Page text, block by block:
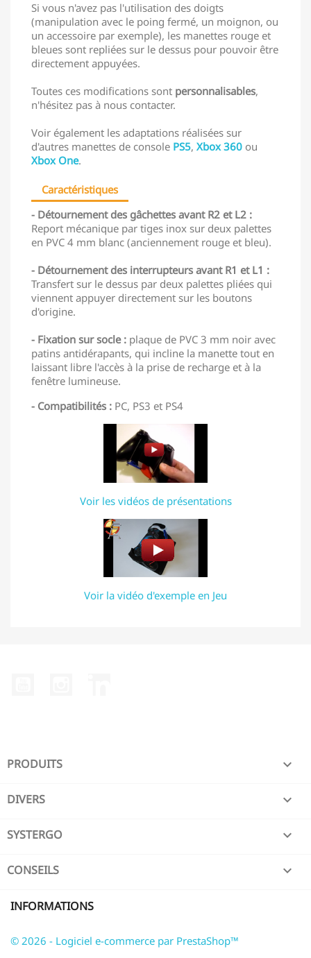
Si vous n'avez pas l'utilisation des doigts
(manipulation avec le poing fermé, un moignon, ou
un accessoire par exemple), les manettes rouge et
bleues sont repliées sur le dessus pour pouvoir être
directement appuyées.
Toutes ces modifications sont personnalisables,
n'hésitez pas à nous contacter.
Voir également les adaptations réalisées sur
d'autres manettes de console PS5, Xbox 360 ou
Xbox One.
Caractéristiques
- Détournement des gâchettes avant R2 et L2 :
Report mécanique par tiges inox sur deux palettes
en PVC 4 mm blanc (anciennement rouge et bleu).
- Détournement des interrupteurs avant R1 et L1 :
Transfert sur le dessus par deux palettes pliées qui
viennent appuyer directement sur les boutons
d'origine.
- Fixation sur socle : plaque de PVC 3 mm noir avec
patins antidérapants, qui incline la manette tout en
laissant libre l'accès à la prise de recharge et à la
fenêtre lumineuse.
- Compatibilités : PC, PS3 et PS4
Voir les vidéos de présentations
Voir la vidéo d'exemple en Jeu
PRODUITS 
DIVERS 
SYSTERGO 
CONSEILS 
INFORMATIONS
© 2026 - Logiciel e-commerce par PrestaShop™